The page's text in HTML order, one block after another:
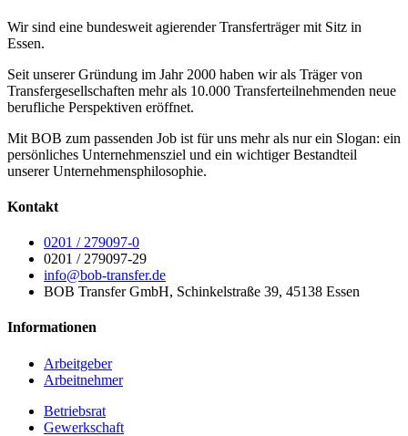
Wir sind eine bundesweit agierender Transferträger mit Sitz in
Essen.
Seit unserer Gründung im Jahr 2000 haben wir als Träger von
Transfergesellschaften mehr als 10.000 Transferteilnehmenden neue
berufliche Perspektiven eröffnet.
Mit BOB zum passenden Job ist für uns mehr als nur ein Slogan: ein
persönliches Unternehmensziel und ein wichtiger Bestandteil
unserer Unternehmensphilosophie.
Kontakt
0201 / 279097-0
0201 / 279097-29
info@bob-transfer.de
BOB Transfer GmbH, Schinkelstraße 39, 45138 Essen
Informationen
Arbeitgeber
Arbeitnehmer
Betriebsrat
Gewerkschaft